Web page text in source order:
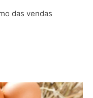
das vendas